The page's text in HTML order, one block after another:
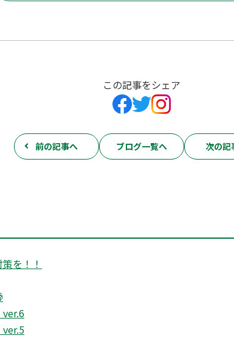
この記事をシェア
前の記事へ ブログ一覧へ 次の記
を！！